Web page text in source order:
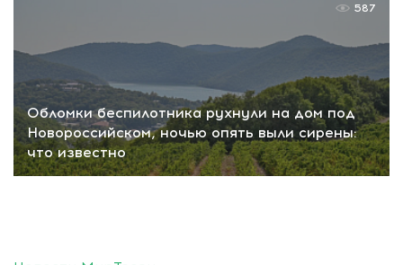
Обломки беспилотника рухнули на дом под
Новороссийском, ночью опять выли сирены:
что известно
587